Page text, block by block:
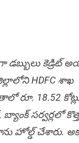
కెడ్రిట్
HDFC శాఖ‌
రూ. 18.52
సర్వర్లలో
హోల్డ్ చేశారు.